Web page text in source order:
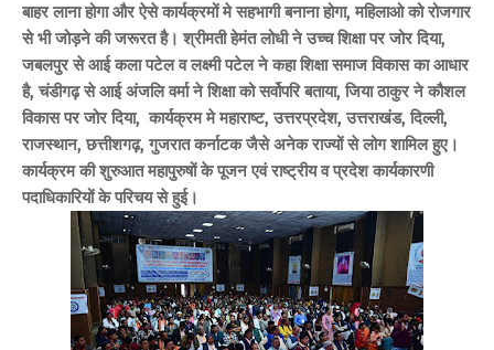
बाहर लाना होगा और ऐसे कार्यक्रमों मे सहभागी बनाना होगा, महिलाओ को रोजगार
से भी जोड़ने की जरूरत है। श्रीमती हेमंत लोधी ने उच्च शिक्षा पर जोर दिया,
जबलपुर से आई कला पटेल व लक्ष्मी पटेल ने कहा शिक्षा समाज विकास का आधार
है, चंडीगढ़ से आई अंजलि वर्मा ने शिक्षा को सर्वोपरि बताया, जिया ठाकुर ने कौशल
विकास पर जोर दिया, कार्यक्रम मे महाराष्ट, उत्तरप्रदेश, उत्तराखंड, दिल्ली,
राजस्थान, छत्तीशगढ़, गुजरात कर्नाटक जैसे अनेक राज्यों से लोग शामिल हुए।
कार्यक्रम की शुरुआत महापुरुषों के पूजन एवं राष्ट्रीय व प्रदेश कार्यकारणी
पदाधिकारियों के परिचय से हुई।